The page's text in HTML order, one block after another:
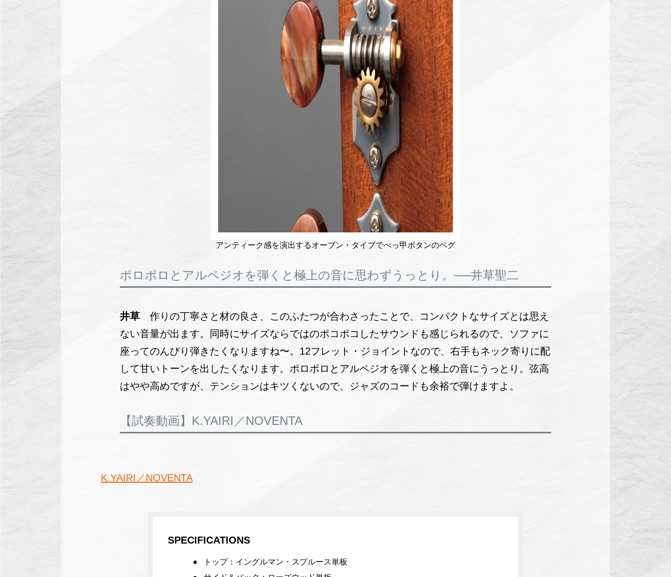
アンティーク感を演出するオープン・タイプでべっ甲ボタンのペグ
ポロポロとアルペジオを弾くと極上の音に思わずうっとり。──井草聖二
井草 作りの丁寧さと材の良さ、このふたつが合わさったことで、コンパクトなサイズとは思え
ない音量が出ます。同時にサイズならではのポコポコしたサウンドも感じられるので、ソファに
座ってのんびり弾きたくなりますね〜。12フレット・ジョイントなので、右手もネック寄りに配
して甘いトーンを出したくなります。ポロポロとアルペジオを弾くと極上の音にうっとり。弦高
はやや高めですが、テンションはキツくないので、ジャズのコードも余裕で弾けますよ。
【試奏動画】K.YAIRI／NOVENTA
K.YAIRI／NOVENTA
SPECIFICATIONS
トップ：イングルマン・スプルース単板